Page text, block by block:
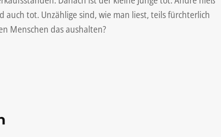
tot. Unzählige sind, wie man liest, teils fürchterlich
Menschen das aushalten?